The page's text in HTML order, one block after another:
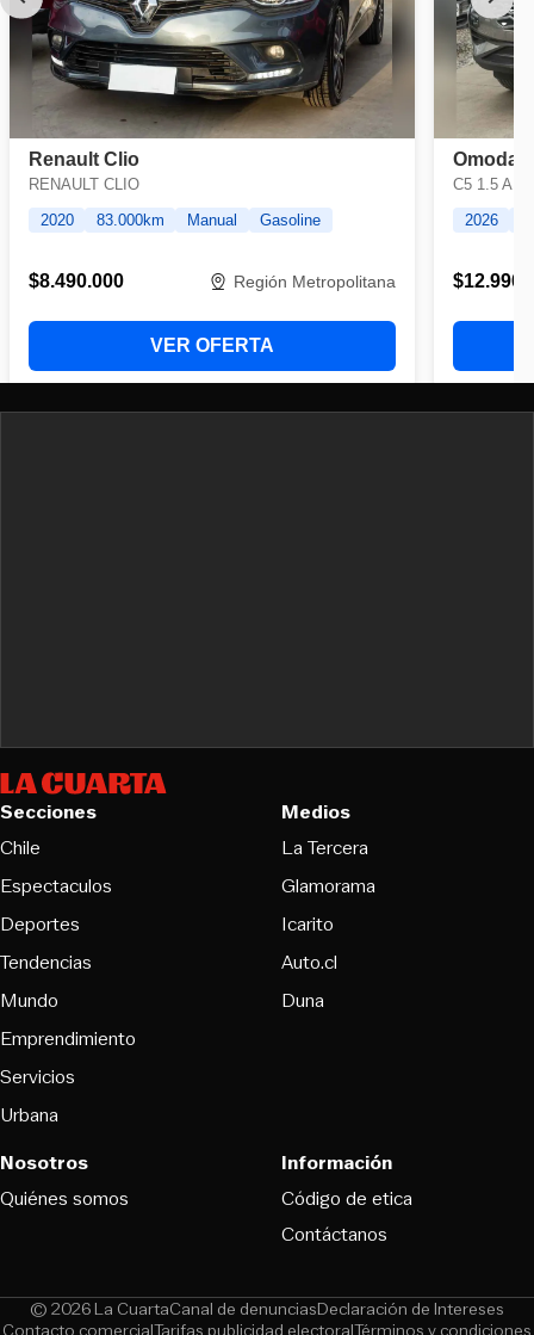
Secciones
Chile
Espectaculos
Deportes
Tendencias
Mundo
Emprendimiento
Servicios
Urbana
Medios
La TerceraOpens in new
Glamorama
Icarito
Auto.cl
DunaOpens in new window
Nosotros
Quiénes somos
Información
Código de eticaOpens in new
Contáctanos
© 2026 La CuartaCanal de denunciasOpens in new window
Declaración de Intereses
Contacto comercialOpens in new window
Tarifas publicidad electoralOpens in new window
Términos y condiciones